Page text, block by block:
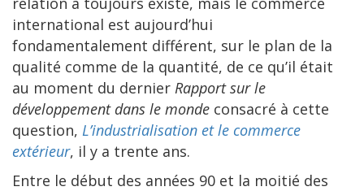
international est aujourd’hui
fondamentalement différent, sur le plan de la
qualité comme de la quantité, de ce qu’il était
au moment du dernier Rapport sur le
développement dans le monde consacré à cette
question, L’industrialisation et le commerce
extérieur, il y a trente ans.
Entre le début des années 90 et la moitié des